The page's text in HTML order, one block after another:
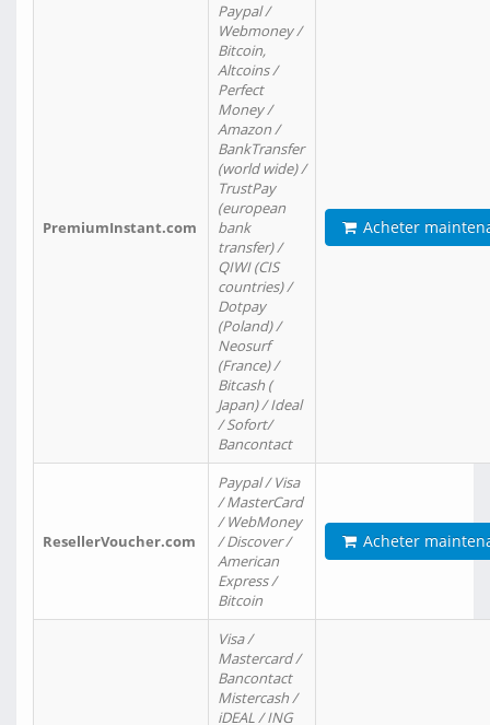
PremiumInstant.com
Paypal /
Webmoney /
Bitcoin,
Altcoins /
Perfect
Money /
Amazon /
BankTransfer
(world wide) /
TrustPay
(european
bank
transfer) /
QIWI (CIS
countries) /
Dotpay
(Poland) /
Neosurf
(France) /
Bitcash (
Japan) / Ideal
/ Sofort/
Bancontact
Acheter
ResellerVoucher.com
Paypal / Visa
/ MasterCard
/ WebMoney
/ Discover /
American
Express /
Bitcoin
Acheter
Visa /
Mastercard /
Bancontact
Mistercash /
iDEAL / ING